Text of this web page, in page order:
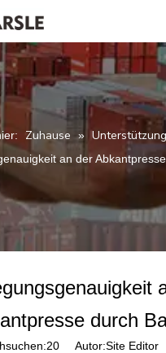
Zuhause » Unterstützung
an der
durch
20 Autor:Site Editor